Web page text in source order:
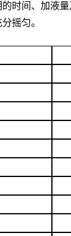
时间、加液量
摇匀。